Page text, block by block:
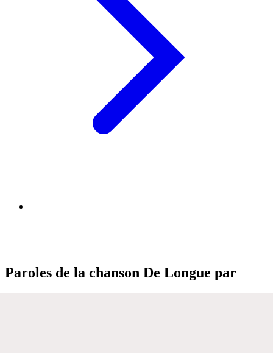
Paroles de la chanson De Longue par